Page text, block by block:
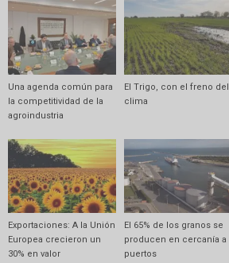
Una agenda común para
la competitividad de la
agroindustria
El Trigo, con el freno del
clima
Exportaciones: A la Unión
Europea crecieron un
30% en valor
El 65% de los granos se
producen en cercanía a
puertos